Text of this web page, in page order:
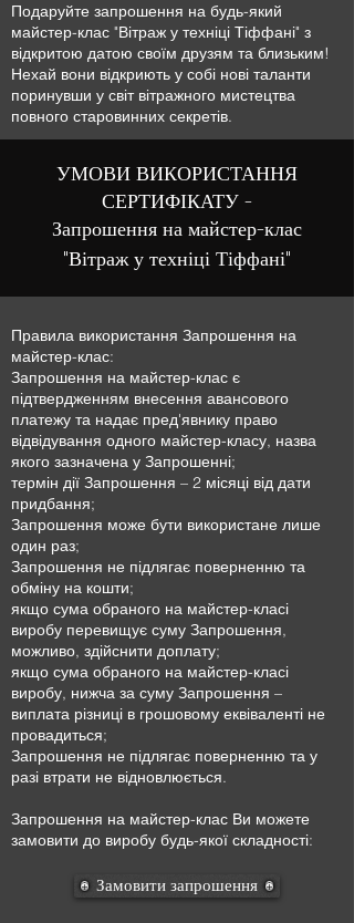
Подаруйте запрошення на будь-який
майстер-клас "Вітраж у техніці Тіффані" з
відкритою датою своїм друзям та близьким!
Нехай вони відкриють у собі нові таланти
поринувши у світ вітражного мистецтва
повного старовинних секретів.
УМОВИ ВИКОРИСТАННЯ
СЕРТИФІКАТУ -
Запрошення на майстер-клас
"Вітраж у техніці Тіффані"
Правила використання Запрошення на
майстер-клас:
Запрошення на майстер-клас є
підтвердженням внесення авансового
платежу та надає пред'явнику право
відвідування одного майстер-класу, назва
якого зазначена у Запрошенні;
термін дії Запрошення – 2 місяці від дати
придбання;
Запрошення може бути використане лише
один раз;
Запрошення не підлягає поверненню та
обміну на кошти;
якщо сума обраного на майстер-класі
виробу перевищує суму Запрошення,
можливо, здійснити доплату;
якщо сума обраного на майстер-класі
виробу, нижча за суму Запрошення –
виплата різниці в грошовому еквіваленті не
провадиться;
Запрошення не підлягає поверненню та у
разі втрати не відновлюється.
Запрошення на майстер-клас Ви можете
замовити до виробу будь-якої складності:
Замовити запрошення